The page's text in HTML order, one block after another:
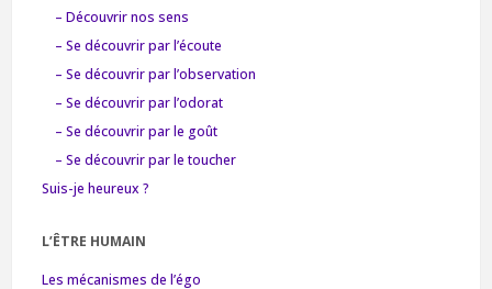
– Découvrir nos sens
– Se découvrir par l’écoute
– Se découvrir par l’observation
– Se découvrir par l’odorat
– Se découvrir par le goût
– Se découvrir par le toucher
Suis-je heureux ?
L’ÊTRE HUMAIN
Les mécanismes de l’égo